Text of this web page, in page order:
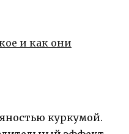
куркумой.